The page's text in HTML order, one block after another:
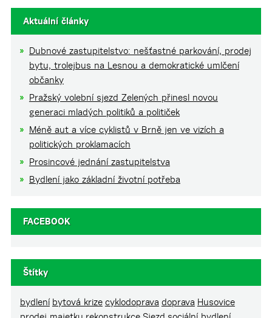
Aktuální články
Dubnové zastupitelstvo: nešťastné parkování, prodej
bytu, trolejbus na Lesnou a demokratické umlčení
občanky
Pražský volební sjezd Zelených přinesl novou
generaci mladých politiků a političek
Méně aut a více cyklistů v Brně jen ve vizích a
politických proklamacích
Prosincové jednání zastupitelstva
Bydlení jako základní životní potřeba
FACEBOOK
Štítky
bydlení bytová krize cyklodoprava doprava Husovice